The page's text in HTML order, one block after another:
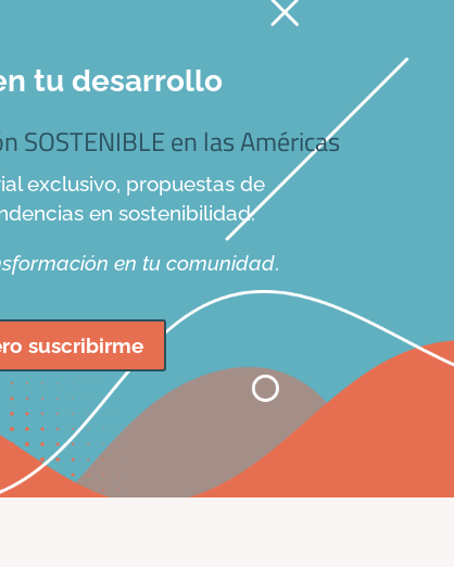
tu desarrollo
SOSTENIBLE en las Américas
exclusivo, propuestas de
en sostenibilidad.
en tu comunidad.
suscribirme